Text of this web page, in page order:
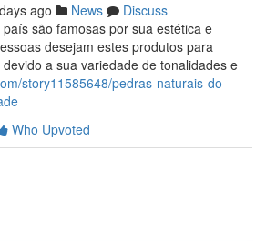
ago News
Discuss
são famosas por sua estética e
desejam estes produtos para
a sua variedade de tonalidades e
story11585648/pedras-naturais-do-
Who Upvoted